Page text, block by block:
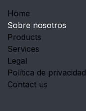
Home
Sobre nosotros
Products
Services
Legal
Política de privacidad
Contact us